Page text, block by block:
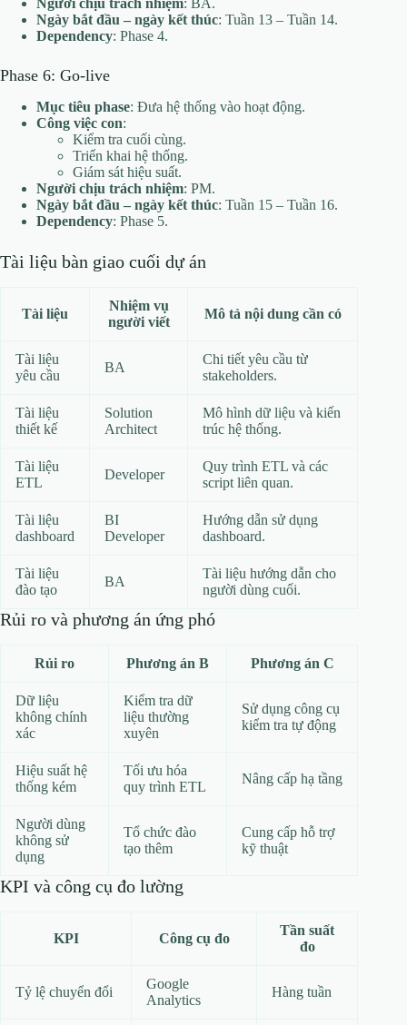
Ngày bắt đầu – ngày kết thúc: Tuần 13 – Tuần 14.
Dependency: Phase 4.
Phase 6: Go-live
Mục tiêu phase: Đưa hệ thống vào hoạt động.
Công việc con:
Kiểm tra cuối cùng.
Triển khai hệ thống.
Giám sát hiệu suất.
Người chịu trách nhiệm: PM.
Ngày bắt đầu – ngày kết thúc: Tuần 15 – Tuần 16.
Dependency: Phase 5.
Tài liệu bàn giao cuối dự án
Tài liệu
Nhiệm vụ
người viết
Mô tả nội dung cần có
Tài liệu
yêu cầu
BA
Chi tiết yêu cầu từ
stakeholders.
Tài liệu
thiết kế
Solution
Architect
Mô hình dữ liệu và kiến
trúc hệ thống.
Tài liệu
ETL
Developer
Quy trình ETL và các
script liên quan.
Tài liệu
dashboard
BI
Developer
Hướng dẫn sử dụng
dashboard.
Tài liệu
đào tạo
BA
Tài liệu hướng dẫn cho
người dùng cuối.
Rủi ro và phương án ứng phó
Rủi ro Phương án B Phương án C
Dữ liệu
không chính
xác
Kiểm tra dữ
liệu thường
xuyên
Sử dụng công cụ
kiểm tra tự động
Hiệu suất hệ
thống kém
Tối ưu hóa
quy trình ETL
Nâng cấp hạ tầng
Người dùng
không sử
dụng
Tổ chức đào
tạo thêm
Cung cấp hỗ trợ
kỹ thuật
KPI và công cụ đo lường
KPI Công cụ đo
Tần suất
đo
Tỷ lệ chuyển đổi
Google
Analytics
Hàng tuần